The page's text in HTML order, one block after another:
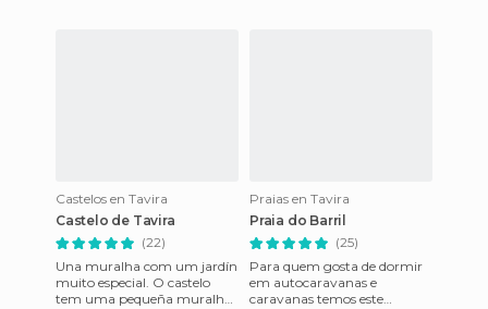
Castelos en Tavira
Castelo de Tavira
(22)
Una muralha com um jardín
muito especial. O castelo
tem uma pequeña muralha
Praias en Tavira
Praia do Barril
(25)
Para quem gosta de dormir
em autocaravanas e
caravanas temos este